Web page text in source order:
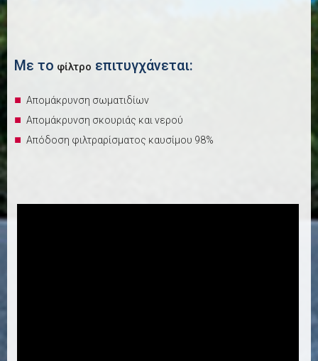
Με το φίλτρο επιτυγχάνεται:
Απομάκρυνση σωματιδίων
Απομάκρυνση σκουριάς και νερού
Απόδοση φιλτραρίσματος καυσίμου 98%